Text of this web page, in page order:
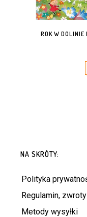
ROK W DOLINIE
NA SKRÓTY:
Polityka
Regulamin,
Metody wysyłki